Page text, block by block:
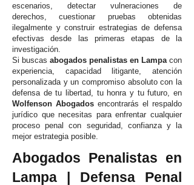
escenarios, detectar vulneraciones de
derechos, cuestionar pruebas obtenidas
ilegalmente y construir estrategias de defensa
efectivas desde las primeras etapas de la
investigación.
Si buscas abogados penalistas en Lampacon
experiencia, capacidad litigante, atención
personalizada y un compromiso absoluto con la
defensa de tu libertad, tu honra y tu futuro, en
Wolfenson Abogados encontrarás el respaldo
jurídico que necesitas para enfrentar cualquier
proceso penal con seguridad, confianza y la
mejor estrategia posible.
Abogados Penalistas en
Lampa | Defensa Penal